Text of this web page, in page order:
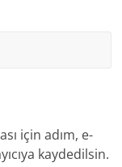
için adım, e-
kaydedilsin.